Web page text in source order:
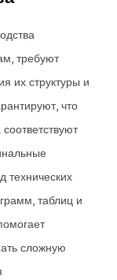
требуют
их структуры и
что
технических
таблиц и
сложную